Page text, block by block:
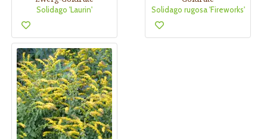
Solidago 'Laurin' Solidago rugosa 'Fireworks'